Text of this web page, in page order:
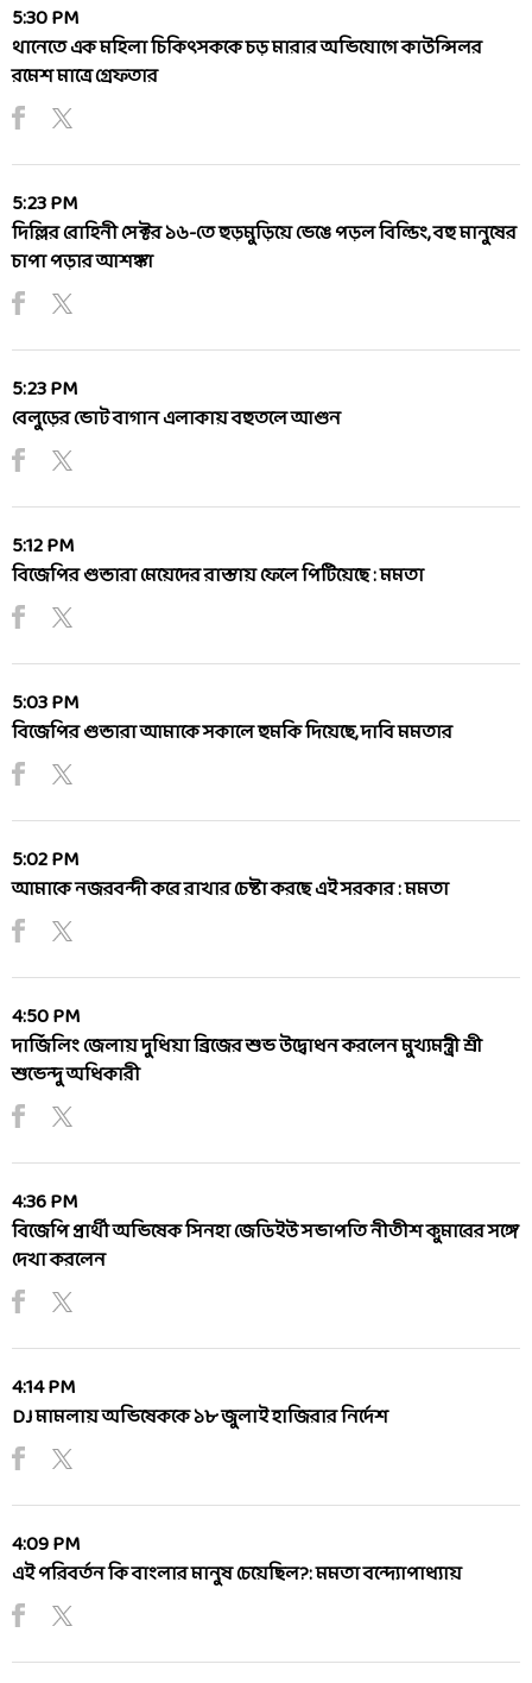
5:30 PM
থানেতে এক মহিলা চিকিৎসককে চড় মারার অভিযোগে কাউন্সিলর
রমেশ মাত্রে গ্রেফতার
5:23 PM
দিল্লির রোহিনী সেক্টর ১৬-তে হুড়মুড়িয়ে ভেঙে পড়ল বিল্ডিং, বহু মানুষের
চাপা পড়ার আশঙ্কা
5:23 PM
বেলুড়ের ভোট বাগান এলাকায় বহুতলে আগুন
5:12 PM
বিজেপির গুন্ডারা মেয়েদের রাস্তায় ফেলে পিটিয়েছে : মমতা
5:03 PM
বিজেপির গুন্ডারা আমাকে সকালে হুমকি দিয়েছে, দাবি মমতার
5:02 PM
আমাকে নজরবন্দী করে রাখার চেষ্টা করছে এই সরকার : মমতা
4:50 PM
দার্জিলিং জেলায় দুধিয়া ব্রিজের শুভ উদ্বোধন করলেন মুখ্যমন্ত্রী শ্রী
শুভেন্দু অধিকারী
4:36 PM
বিজেপি প্রার্থী অভিষেক সিনহা জেডিইউ সভাপতি নীতীশ কুমারের সঙ্গে
দেখা করলেন
4:14 PM
DJ মামলায় অভিষেককে ১৮ জুলাই হাজিরার নির্দেশ
4:09 PM
এই পরিবর্তন কি বাংলার মানুষ চেয়েছিল?: মমতা বন্দ্যোপাধ্যায়